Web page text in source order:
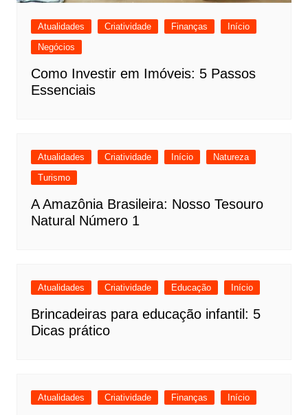
Atualidades Criatividade Finanças
Início
Negócios
Como Investir em Imóveis: 5 Passos
Essenciais
Atualidades Criatividade Início
Natureza
Turismo
A Amazônia Brasileira: Nosso Tesouro
Natural Número 1
Atualidades Criatividade Educação Início
Brincadeiras para educação infantil: 5
Dicas prático
Atualidades Criatividade Finanças Início